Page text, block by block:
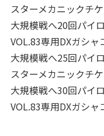
スターメカニックチ
大規模戦へ20回パイ
VOL.83専用DXガシ
大規模戦へ25回パイ
スターメカニックチ
大規模戦へ30回パイ
VOL.83専用DXガシ